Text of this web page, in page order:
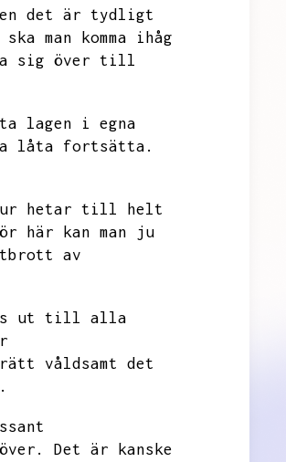
det är tydligt
ska man komma ihåg
ta sig över till
lagen i egna
låta fortsätta.
hetar till helt
här kan man ju
av
ut till alla
våldsamt det
Det är kanske